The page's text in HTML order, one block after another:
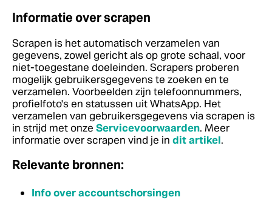
Informatie over scrapen
Scrapen is het automatisch verzamelen van
gegevens, zowel gericht als op grote schaal, voor
niet-toegestane doeleinden. Scrapers proberen
mogelijk gebruikersgegevens te zoeken en te
verzamelen. Voorbeelden zijn telefoonnummers,
profielfoto's en statussen uit WhatsApp. Het
verzamelen van gebruikersgegevens via scrapen is
in strijd met onze Servicevoorwaarden. Meer
informatie over scrapen vind je in dit artikel.
Relevante bronnen:
Info over accountschorsingen